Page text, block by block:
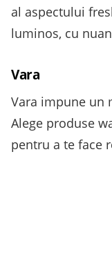
al aspectului
luminos, cu
Vara
Vara impune un
Alege produse
pentru a te face